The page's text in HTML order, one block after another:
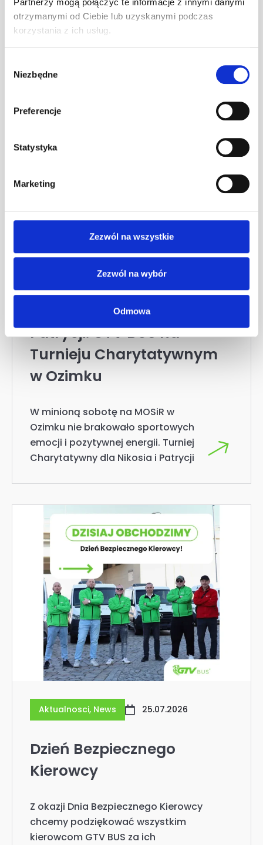
Partnerzy mogą połączyć te informacje z innymi danymi
otrzymanymi od Ciebie lub uzyskanymi podczas
korzystania z ich usług.
zgody
Niezbędne
Preferencje
Statystyka
Marketing
Zezwól na wszystkie
Zezwól na wybór
Odmowa
opiekunkom i opiekunom za ich
codzienną pracę.
News 30.07.2026
Razem dla Nikosia i
Patrycji. GTV BUS na
Turnieju Charytatywnym
w Ozimku
W minioną sobotę na MOSiR w
Ozimku nie brakowało sportowych
emocji i pozytywnej energii. Turniej
Charytatywny dla Nikosia i Patrycji
Aktualnosci, News 25.07.2026
Dzień Bezpiecznego
Kierowcy
Z okazji Dnia Bezpiecznego Kierowcy
chcemy podziękować wszystkim
kierowcom GTV BUS za ich